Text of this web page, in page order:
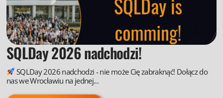
SQLDay 2026 nadchodzi!
SQLDay 2026 nadchodzi - nie może Cię zabraknąć! Dołącz do
nas we Wrocławiu na jednej...